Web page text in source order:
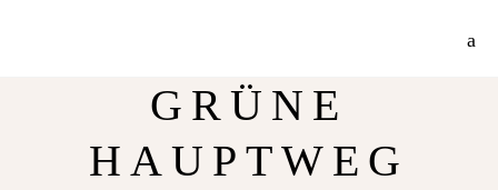
GRÜNE
HAUPTWEG